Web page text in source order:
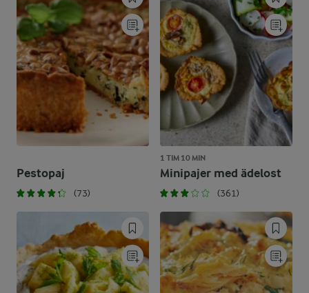
Pestopaj
(73)
1 TIM 10 MIN
Minipajer med ädelost
(361)